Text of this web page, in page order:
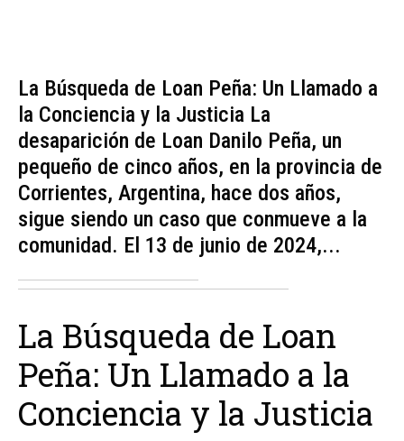
La Búsqueda de Loan Peña: Un Llamado a
la Conciencia y la Justicia La
desaparición de Loan Danilo Peña, un
pequeño de cinco años, en la provincia de
Corrientes, Argentina, hace dos años,
sigue siendo un caso que conmueve a la
comunidad. El 13 de junio de 2024,...
La Búsqueda de Loan
Peña: Un Llamado a la
Conciencia y la Justicia